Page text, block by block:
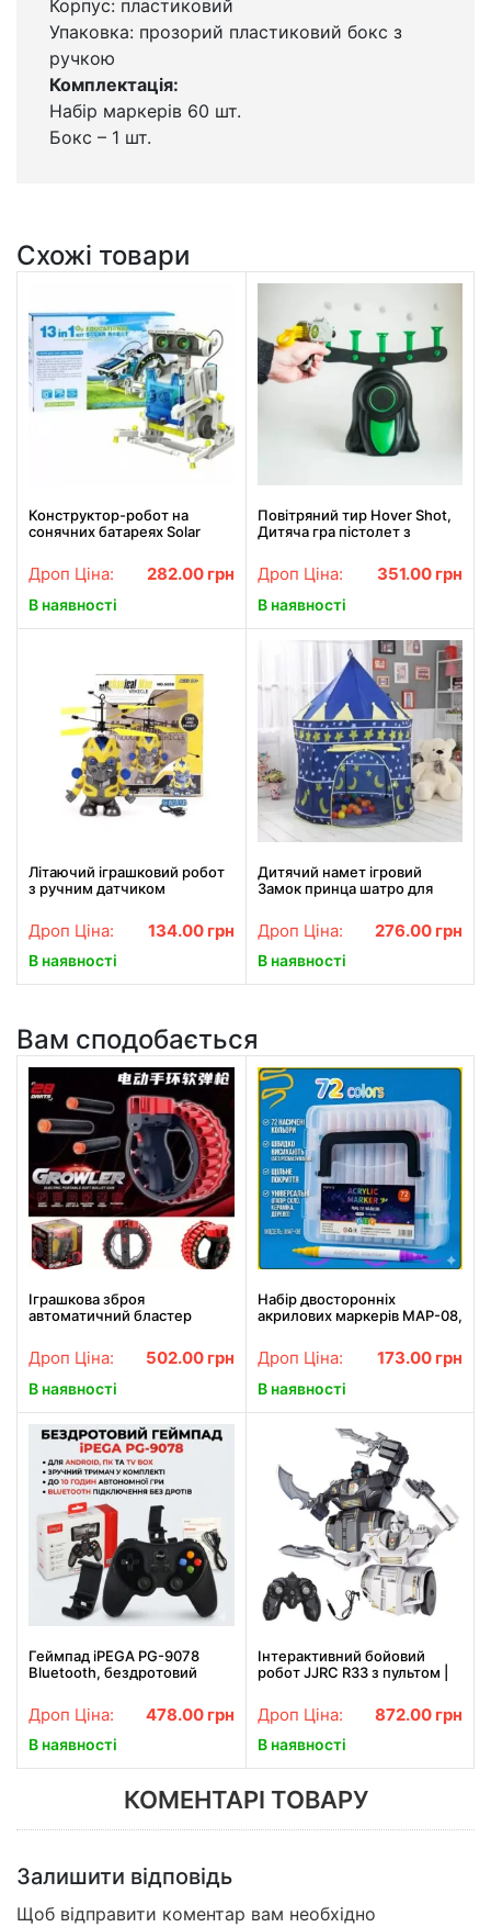
Корпус: пластиковий
Упаковка: прозорий пластиковий бокс з
ручкою
Комплектація:
Набір маркерів 60 шт.
Бокс – 1 шт.
Схожі товари
Конструктор-робот на
сонячних батареях Solar
Дроп Ціна: 282.00 грн
В наявності
Повітряний тир Hover Shot,
Дитяча гра пістолет з
Дроп Ціна: 351.00 грн
В наявності
Літаючий іграшковий робот
з ручним датчиком
Дроп Ціна: 134.00 грн
В наявності
Дитячий намет ігровий
Замок принца шатро для
Дроп Ціна: 276.00 грн
В наявності
Вам сподобається
Іграшкова зброя
автоматичний бластер
працює від акумулятора
Дроп Ціна: 502.00 грн
В наявності
Набір двосторонніх
акрилових маркерів MAP-08,
кулястим наконечником, у
прозорому кейсі
Дроп Ціна: 173.00 грн
В наявності
Геймпад iPEGA PG-9078
Bluetooth, бездротовий
ПК, універсальний, чорний
Дроп Ціна: 478.00 грн
В наявності
Інтерактивний бойовий
робот JJRC R33 з пультом |
стрільба, танці
Дроп Ціна: 872.00 грн
В наявності
КОМЕНТАРІ ТОВАРУ
Залишити відповідь
Щоб відправити коментар вам необхідно